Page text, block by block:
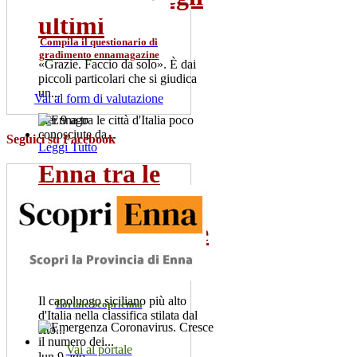
ultimi
«Grazie. Faccio da solo». È dai
piccoli particolari che si giudica
un...
mer 9 ago
Leggi Tutto
Enna tra le
città d'Italia
poco conosciute
da...
Il capoluogo siciliano più alto
d'Italia nella classifica stilata dal
sito...
Compila il questionario di
gradimento ennamagazine
Vai al form di valutazione
Seguici su Facebook
Portale Scoprienna
Vai al portale